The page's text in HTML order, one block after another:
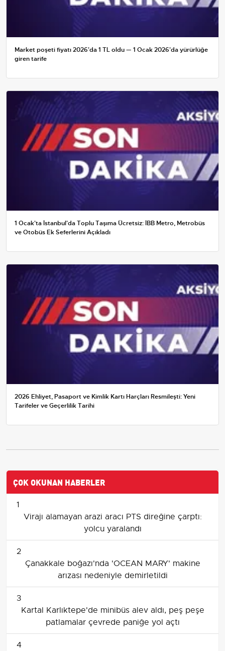
Market poşeti fiyatı 2026'da 1 TL oldu — 1 Ocak 2026'da yürürlüğe
giren tarife
1 Ocak'ta İstanbul'da Toplu Taşıma Ücretsiz: İBB Metro, Metrobüs
ve Otobüs Ek Seferlerini Açıkladı
2026 Ehliyet, Pasaport ve Kimlik Kartı Harçları Resmileşti: Yeni
Tarifeler ve Geçerlilik Tarihi
ÇOK OKUNAN HABERLER
1
Virajı alamayan arazi aracı PTS direğine çarptı:
yolcu yaralandı
2
Çanakkale boğazı'nda 'OCEAN MARY' makine
arızası nedeniyle demirletildi
3
Kartal Karlıktepe'de minibüs alev aldı, peş peşe
patlamalar çevrede paniğe yol açtı
4